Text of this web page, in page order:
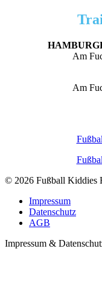
Am
Am
© 2026 Fußball Kiddies
Impressum
Datenschutz
AGB
Impressum &